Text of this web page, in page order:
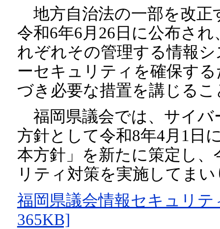
地方自治法の一部を改正
令和6年6月26日に公布さ
れぞれその管理する情報
ーセキュリティを確保す
づき必要な措置を講じる
福岡県議会では、サイバ
方針として令和8年4月1日
本方針」を新たに策定し
リティ対策を実施してま
福岡県議会情報セキュリ
365KB]